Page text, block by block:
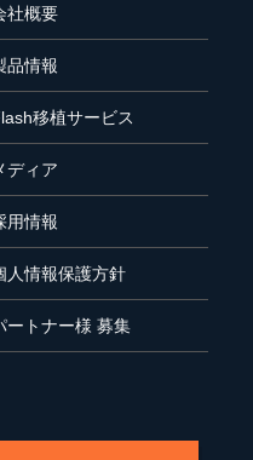
社概要
品情報
移植サービス
ディア
用情報
人情報保護方針
ートナー様 募集